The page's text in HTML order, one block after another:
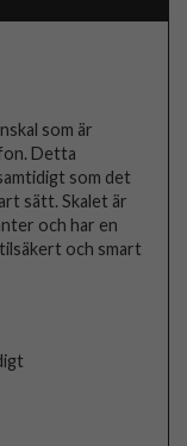
som är
Detta
som det
sätt. Skalet är
och har en
och smart